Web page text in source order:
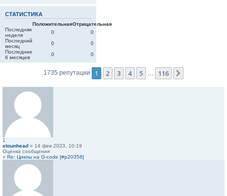
СТАТИСТИКА
ПоложительнаяОтрицательная
Последняя
неделя
0
0
Последний
месяц
0
0
Последние
6 месяцев
0 0
1735 репутации 1 2 3 4 5 … 116
1
stounhead » 14 фев 2023, 10:19
Оценка сообщения
» Re: Циклы на G-code [#p20358]